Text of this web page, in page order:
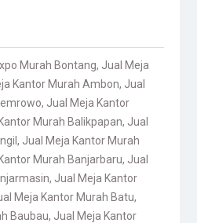
Murah Bontang, Jual Meja
Kantor Murah Ambon, Jual
, Jual Meja Kantor
Murah Balikpapan, Jual
, Jual Meja Kantor Murah
Murah Banjarbaru, Jual
, Jual Meja Kantor
Meja Kantor Murah Batu,
Baubau, Jual Meja Kantor